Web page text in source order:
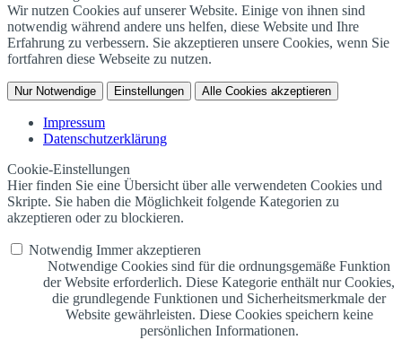
Wir nutzen Cookies auf unserer Website. Einige von ihnen sind
notwendig während andere uns helfen, diese Website und Ihre
Erfahrung zu verbessern. Sie akzeptieren unsere Cookies, wenn Sie
fortfahren diese Webseite zu nutzen.
Nur Notwendige Einstellungen Alle Cookies akzeptieren
Impressum
Datenschutzerklärung
Cookie-Einstellungen
Hier finden Sie eine Übersicht über alle verwendeten Cookies und
Skripte. Sie haben die Möglichkeit folgende Kategorien zu
akzeptieren oder zu blockieren.
Notwendig Immer akzeptieren
Notwendige Cookies sind für die ordnungsgemäße Funktion
der Website erforderlich. Diese Kategorie enthält nur Cookies,
die grundlegende Funktionen und Sicherheitsmerkmale der
Website gewährleisten. Diese Cookies speichern keine
persönlichen Informationen.